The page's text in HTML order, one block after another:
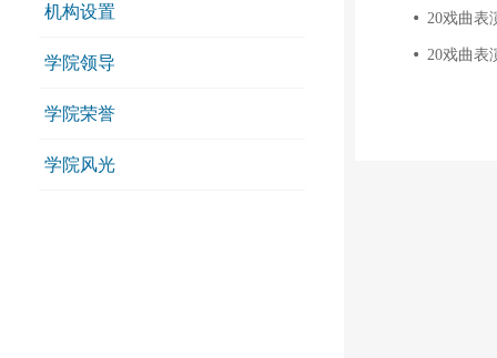
机构设置
学院领导
学院荣誉
学院风光
20戏曲表
20戏曲表